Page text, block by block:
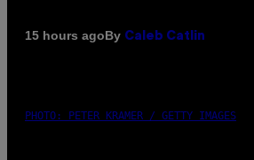
15 hours agoBy Caleb Catlin
PHOTO: PETER KRAMER / GETTY IMAGES